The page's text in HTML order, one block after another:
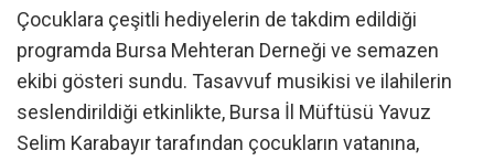
Çocuklara çeşitli hediyelerin de takdim edildiği
programda Bursa Mehteran Derneği ve semazen
ekibi gösteri sundu. Tasavvuf musikisi ve ilahilerin
seslendirildiği etkinlikte, Bursa İl Müftüsü Yavuz
Selim Karabayır tarafından çocukların vatanına,